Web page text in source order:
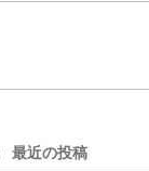
最近の投稿